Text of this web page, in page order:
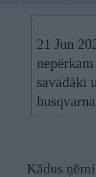
21 Jun
savādāki
Kādus